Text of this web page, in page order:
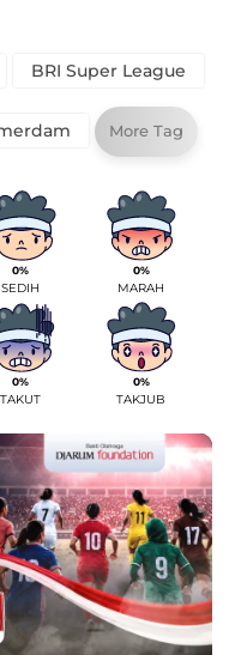
BRI Super League
More Tag
0%
SEDIH
0%
MARAH
0%
TAKUT
0%
TAKJUB